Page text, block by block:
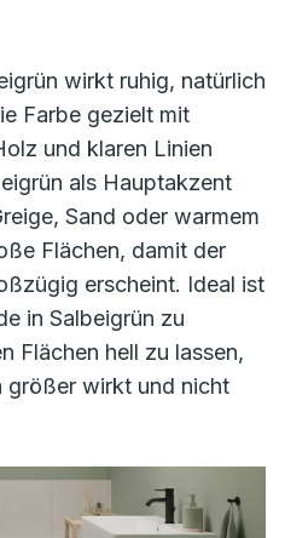
wirkt ruhig, natürlich
Farbe gezielt mit
und klaren Linien
als Hauptakzent
Sand oder warmem
Flächen, damit der
erscheint. Ideal ist
in Salbeigrün zu
Flächen hell zu lassen,
größer wirkt und nicht